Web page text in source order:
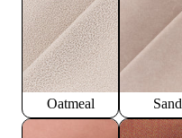
Oatmeal Sand